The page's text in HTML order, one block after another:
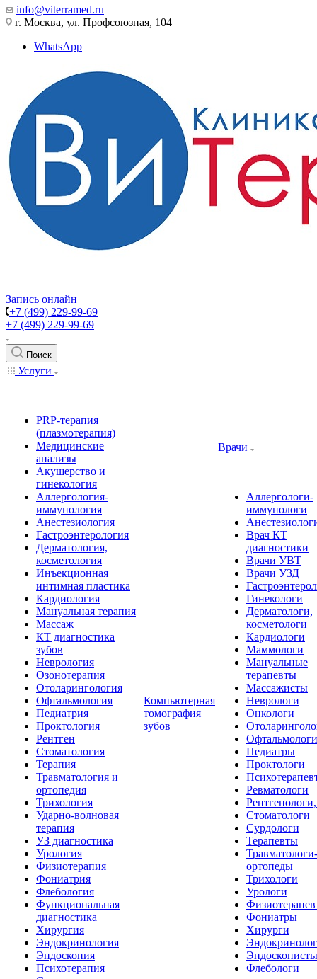
info@viterramed.ru
г. Москва, ул. Профсоюзная, 104
WhatsApp
Запись онлайн
+7 (499) 229-99-69
+7 (499) 229-99-69
Поиск
Услуги
PRP-терапия
(плазмотерапия)
Медицинские
анализы
Акушерство и
гинекология
Аллергология-
иммунология
Анестезиология
Гастроэнтерология
Дерматология,
косметология
Инъекционная
интимная пластика
Кардиология
Мануальная терапия
Массаж
КТ диагностика
зубов
Неврология
Озонотерапия
Отоларингология
Офтальмология
Педиатрия
Проктология
Рентген
Стоматология
Терапия
Травматология и
ортопедия
Трихология
Ударно-волновая
терапия
УЗ диагностика
Урология
Физиотерапия
Фониатрия
Флебология
Функциональная
диагностика
Хирургия
Эндокринология
Эндоскопия
Психотерапия
Компьютерная
томография
зубов
Врачи
Аллергологи-
иммунологи
Врач КТ
диагностики
Врачи УВТ
Врачи УЗД
Гинекологи
Дерматологи,
косметологи
Кардиологи
Маммологи
Мануальные
терапевты
Массажисты
Неврологи
Онкологи
Офтальмологи
Педиатры
Проктологи
Ревматологи
Стоматологи
Сурдологи
Терапевты
Травматологи-
ортопеды
Трихологи
Урологи
Фониатры
Хирурги
Эндоскописты
Флебологи